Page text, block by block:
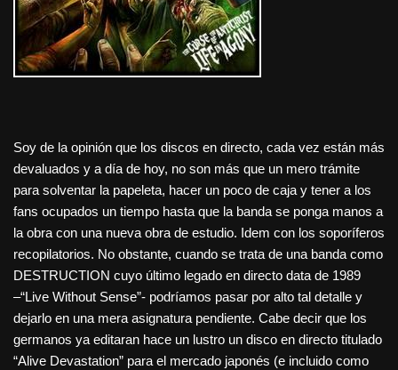
Soy de la opinión que los discos en directo, cada vez están más
devaluados y a día de hoy, no son más que un mero trámite
para solventar la papeleta, hacer un poco de caja y tener a los
fans ocupados un tiempo hasta que la banda se ponga manos a
la obra con una nueva obra de estudio. Idem con los soporíferos
recopilatorios. No obstante, cuando se trata de una banda como
DESTRUCTION cuyo último legado en directo data de 1989
–“Live Without Sense”- podríamos pasar por alto tal detalle y
dejarlo en una mera asignatura pendiente. Cabe decir que los
germanos ya editaran hace un lustro un disco en directo titulado
“Alive Devastation” para el mercado japonés (e incluido como